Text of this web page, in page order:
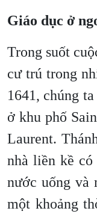
Giáo dục ở
Trong suốt
cư trú trong
1641, chúng
ở khu phố
Laurent.
nhà liền kề có
nước uống và
một khoảng